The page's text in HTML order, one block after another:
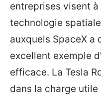
entreprises visent
technologie
auxquels SpaceX a
excellent exemple
efficace. La Tesla
dans la charge utile